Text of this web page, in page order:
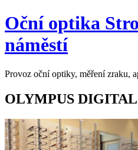
Přeskočit
na
obsah
Oční optika
náměstí
Provoz oční optiky, měření zraku,
OLYMPUS